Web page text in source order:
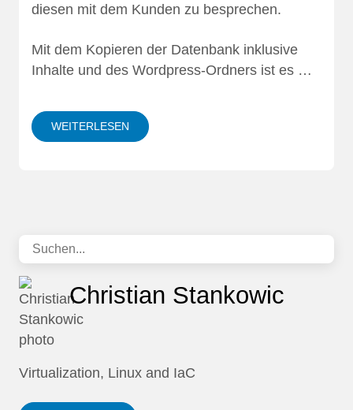
diesen mit dem Kunden zu besprechen.
Mit dem Kopieren der Datenbank inklusive
Inhalte und des Wordpress-Ordners ist es …
WEITERLESEN
Christian Stankowic
Virtualization, Linux and IaC